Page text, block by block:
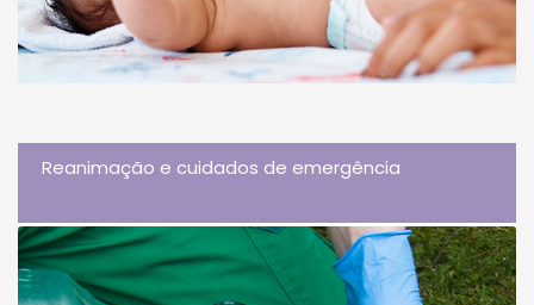
Reanimação e cuidados de emergência